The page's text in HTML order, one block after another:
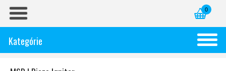
0
Kategórie